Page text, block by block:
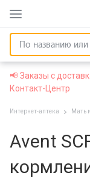
📢 Заказы с
Контакт-Центр
Интернет-аптека Мать
Avent